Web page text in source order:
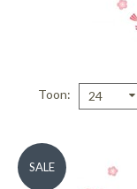
Toon 24
SALE